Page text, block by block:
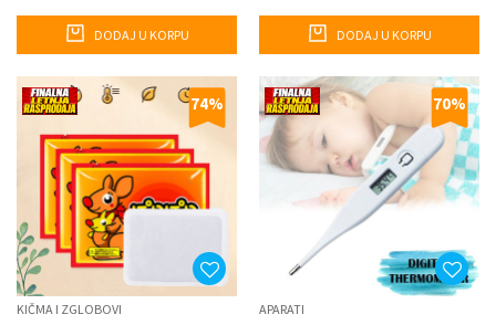
DODAJ U KORPU DODAJ U KORPU
74%
KIČMA I ZGLOBOVI
70%
APARATI